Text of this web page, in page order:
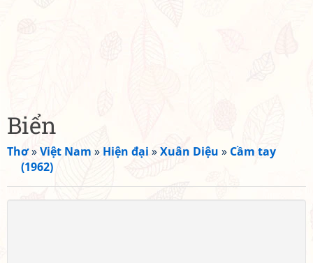
Biển
Thơ»Việt Nam » Hiện đại »Xuân Diệu » Cầm tay
(1962)